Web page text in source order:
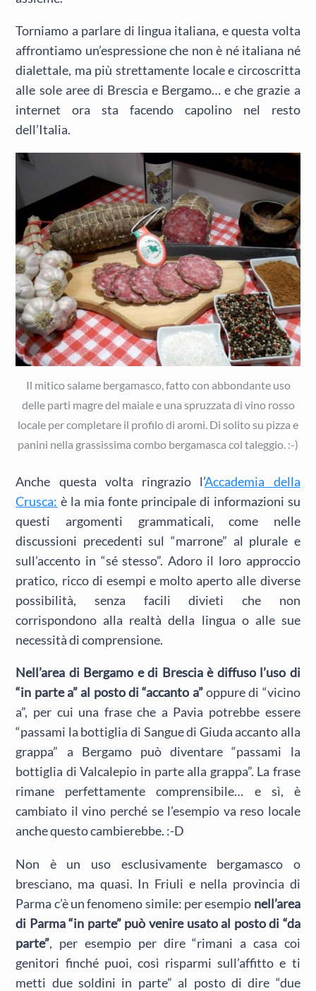
Torniamo a parlare di lingua italiana, e questa volta
affrontiamo un’espressione che non è né italiana né
dialettale, ma più strettamente locale e circoscritta
alle sole aree di Brescia e Bergamo… e che grazie a
internet ora sta facendo capolino nel resto
dell’Italia.
Il mitico salame bergamasco, fatto con abbondante uso
delle parti magre del maiale e una spruzzata di vino rosso
locale per completare il profilo di aromi. Di solito su pizza e
panini nella grassissima combo bergamasca col taleggio. :-)
Anche questa volta ringrazio l’Accademia della
Crusca: è la mia fonte principale di informazioni su
questi argomenti grammaticali, come nelle
discussioni precedenti sul “marrone” al plurale e
sull’accento in “sé stesso”. Adoro il loro approccio
pratico, ricco di esempi e molto aperto alle diverse
possibilità, senza facili divieti che non
corrispondono alla realtà della lingua o alle sue
necessità di comprensione.
Nell’area di Bergamo e di Brescia è diffuso l’uso di
“in parte a” al posto di “accanto a”oppure di “vicino
a”, per cui una frase che a Pavia potrebbe essere
“passami la bottiglia di Sangue di Giuda accanto alla
grappa” a Bergamo può diventare “passami la
bottiglia di Valcalepio in parte alla grappa”. La frase
rimane perfettamente comprensibile… e sì, è
cambiato il vino perché se l’esempio va reso locale
anche questo cambierebbe. :-D
Non è un uso esclusivamente bergamasco o
bresciano, ma quasi. In Friuli e nella provincia di
Parma c’è un fenomeno simile: per esempio nell’area
di Parma “in parte” può venire usato al posto di “da
parte”, per esempio per dire “rimani a casa coi
genitori finché puoi, così risparmi sull’affitto e ti
metti due soldini in parte” al posto di dire “due